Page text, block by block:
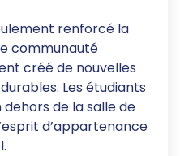
renforcé la
communauté
créé de nouvelles
Les étudiants
de la salle de
d’appartenance